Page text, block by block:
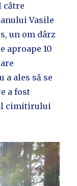
către
Vasile
un om dârz
aproape 10
ales să se
a fost
cimitirului